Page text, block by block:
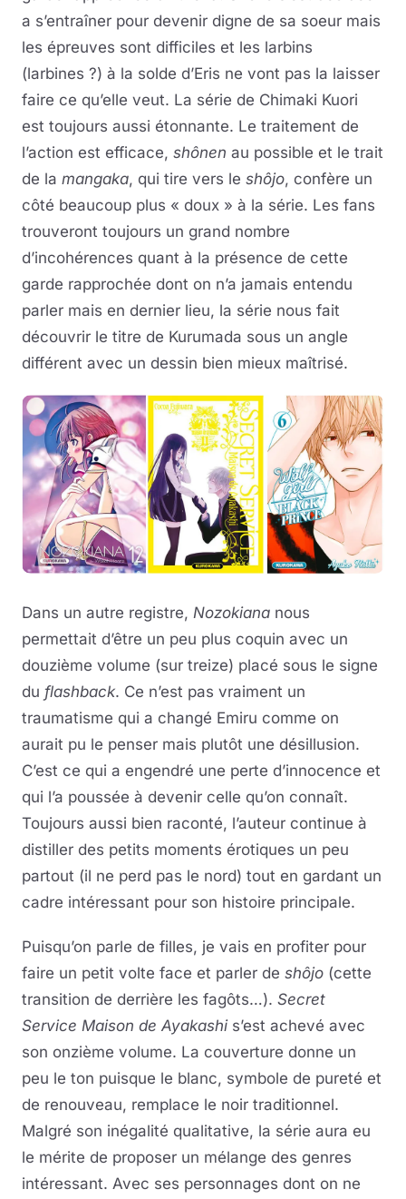
a s’entraîner pour devenir digne de sa soeur mais
les épreuves sont difficiles et les larbins
(larbines ?) à la solde d’Eris ne vont pas la laisser
faire ce qu’elle veut. La série de Chimaki Kuori
est toujours aussi étonnante. Le traitement de
l’action est efficace, shônen au possible et le trait
de la mangaka, qui tire vers le shôjo, confère un
côté beaucoup plus « doux » à la série. Les fans
trouveront toujours un grand nombre
d’incohérences quant à la présence de cette
garde rapprochée dont on n’a jamais entendu
parler mais en dernier lieu, la série nous fait
découvrir le titre de Kurumada sous un angle
différent avec un dessin bien mieux maîtrisé.
Dans un autre registre, Nozokiana nous
permettait d’être un peu plus coquin avec un
douzième volume (sur treize) placé sous le signe
du flashback. Ce n’est pas vraiment un
traumatisme qui a changé Emiru comme on
aurait pu le penser mais plutôt une désillusion.
C’est ce qui a engendré une perte d’innocence et
qui l’a poussée à devenir celle qu’on connaît.
Toujours aussi bien raconté, l’auteur continue à
distiller des petits moments érotiques un peu
partout (il ne perd pas le nord) tout en gardant un
cadre intéressant pour son histoire principale.
Puisqu’on parle de filles, je vais en profiter pour
faire un petit volte face et parler de shôjo (cette
transition de derrière les fagôts…). Secret
Service Maison de Ayakashis’est achevé avec
son onzième volume. La couverture donne un
peu le ton puisque le blanc, symbole de pureté et
de renouveau, remplace le noir traditionnel.
Malgré son inégalité qualitative, la série aura eu
le mérite de proposer un mélange des genres
intéressant. Avec ses personnages dont on ne